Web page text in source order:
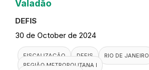
Valadão
DEFIS
30 de October de 2024
FISCALIZAÇÃO DEFIS
RIO DE JANEIRO
REGIÃO METROPOLITANA I